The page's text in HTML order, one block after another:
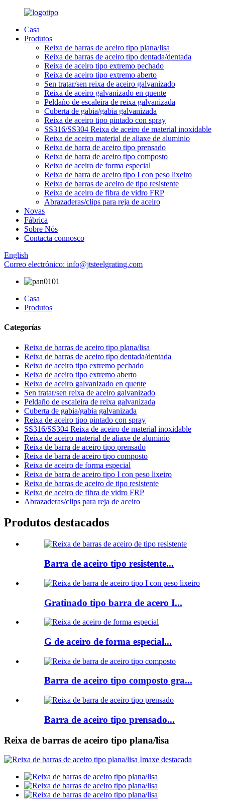
Casa
Produtos
Reixa de barras de aceiro tipo plana/lisa
Reixa de barras de aceiro tipo dentada/dentada
Reixa de aceiro tipo extremo pechado
Reixa de aceiro tipo extremo aberto
Sen tratar/sen reixa de aceiro galvanizado
Reixa de aceiro galvanizado en quente
Peldaño de escaleira de reixa galvanizada
Cuberta de gabia/gabia galvanizada
Reixa de aceiro tipo pintado con spray
SS316/SS304 Reixa de aceiro de material inoxidable
Reixa de aceiro material de aliaxe de aluminio
Reixa de barra de aceiro tipo prensado
Reixa de barra de aceiro tipo composto
Reixa de aceiro de forma especial
Reixa de barra de aceiro tipo I con peso lixeiro
Reixa de barras de aceiro de tipo resistente
Reixa de aceiro de fibra de vidro FRP
Abrazaderas/clips para reja de aceiro
Novas
Fábrica
Sobre Nós
Contacta connosco
English
Correo electrónico: info@jtsteelgrating.com
Casa
Produtos
Categorías
Reixa de barras de aceiro tipo plana/lisa
Reixa de barras de aceiro tipo dentada/dentada
Reixa de aceiro tipo extremo pechado
Reixa de aceiro tipo extremo aberto
Reixa de aceiro galvanizado en quente
Sen tratar/sen reixa de aceiro galvanizado
Peldaño de escaleira de reixa galvanizada
Cuberta de gabia/gabia galvanizada
Reixa de aceiro tipo pintado con spray
SS316/SS304 Reixa de aceiro de material inoxidable
Reixa de aceiro material de aliaxe de aluminio
Reixa de barra de aceiro tipo prensado
Reixa de barra de aceiro tipo composto
Reixa de aceiro de forma especial
Reixa de barra de aceiro tipo I con peso lixeiro
Reixa de barras de aceiro de tipo resistente
Reixa de aceiro de fibra de vidro FRP
Abrazaderas/clips para reja de aceiro
Produtos destacados
Barra de aceiro tipo resistente...
Gratinado tipo barra de acero I...
G de aceiro de forma especial...
Barra de aceiro tipo composto gra...
Barra de aceiro tipo prensado...
Reixa de barras de aceiro tipo plana/lisa